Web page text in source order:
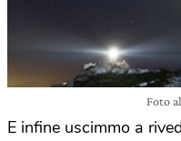
Foto
E infine uscimmo a